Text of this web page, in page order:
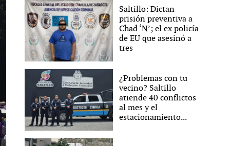
Saltillo: Dictan
prisión preventiva a
Chad ‘N’; el ex policía
de EU que asesinó a
tres
¿Problemas con tu
vecino? Saltillo
atiende 40 conflictos
al mes y el
estacionamiento...